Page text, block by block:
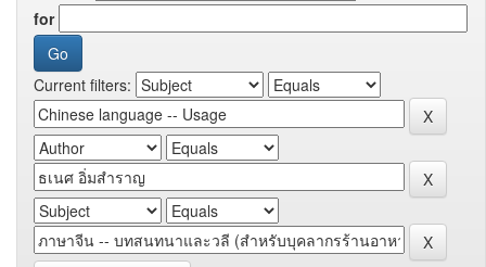
for
Current filters: